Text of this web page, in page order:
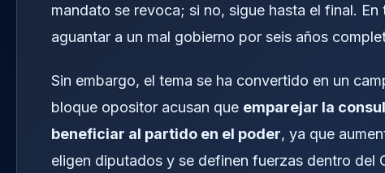
mandato se revoca; si no, sigue hasta el final.
aguantar a un mal gobierno por seis años
Sin embargo, el tema se ha convertido en un
bloque opositor acusan que emparejar la
beneficiar al partido en el poder, ya que
eligen diputados y se definen fuerzas dentro del